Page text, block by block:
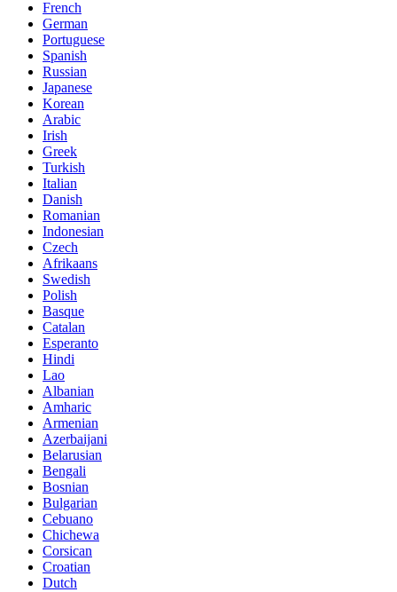
French
German
Portuguese
Spanish
Russian
Japanese
Korean
Arabic
Irish
Greek
Turkish
Italian
Danish
Romanian
Indonesian
Czech
Afrikaans
Swedish
Polish
Basque
Catalan
Esperanto
Hindi
Lao
Albanian
Amharic
Armenian
Azerbaijani
Belarusian
Bengali
Bosnian
Bulgarian
Cebuano
Chichewa
Corsican
Croatian
Dutch